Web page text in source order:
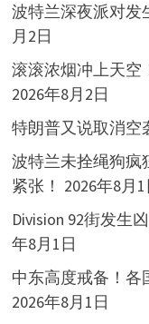
波特兰深夜派对发
月2日
滚滚浓烟冲上天空
2026年8月2日
特朗普又说取消空
波特兰未拴绳狗疯
紧张！ 2026年8月1
Division 92街发生
年8月1日
中东高度戒备！各
2026年8月1日